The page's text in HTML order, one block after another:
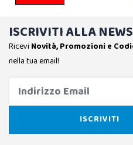
ISCRIVITI ALLA
Ricevi Novità, Promozioni e
nella tua email!